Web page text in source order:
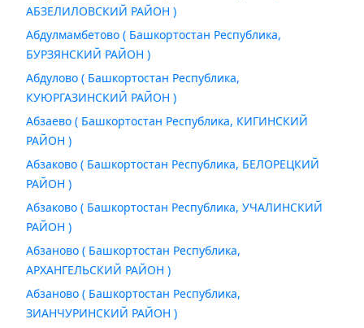
АБЗЕЛИЛОВСКИЙ РАЙОН )
Абдулмамбетово ( Башкортостан Республика,
БУРЗЯНСКИЙ РАЙОН )
Абдулово ( Башкортостан Республика,
КУЮРГАЗИНСКИЙ РАЙОН )
Абзаево ( Башкортостан Республика, КИГИНСКИЙ
РАЙОН )
Абзаково ( Башкортостан Республика, БЕЛОРЕЦКИЙ
РАЙОН )
Абзаково ( Башкортостан Республика, УЧАЛИНСКИЙ
РАЙОН )
Абзаново ( Башкортостан Республика,
АРХАНГЕЛЬСКИЙ РАЙОН )
Абзаново ( Башкортостан Республика,
ЗИАНЧУРИНСКИЙ РАЙОН )